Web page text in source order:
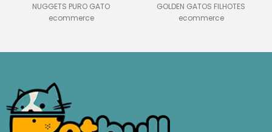
NUGGETS PURO GATO
ecommerce
GOLDEN GATOS FILHOTES
ecommerce